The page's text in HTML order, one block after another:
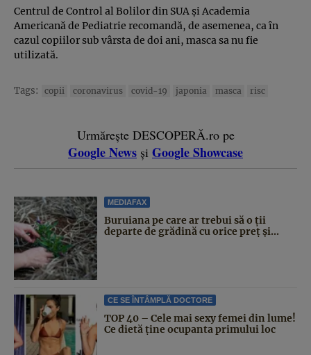
Centrul de Control al Bolilor din SUA şi Academia
Americană de Pediatrie recomandă, de asemenea, ca în
cazul copiilor sub vârsta de doi ani, masca sa nu fie
utilizată.
Tags: copii coronavirus covid-19 japonia masca risc
Urmărește DESCOPERĂ.ro pe
Google News și Google Showcase
MEDIAFAX
Buruiana pe care ar trebui să o ții
departe de grădină cu orice preț și...
CE SE ÎNTÂMPLĂ DOCTORE
TOP 40 – Cele mai sexy femei din lume!
Ce dietă ține ocupanta primului loc